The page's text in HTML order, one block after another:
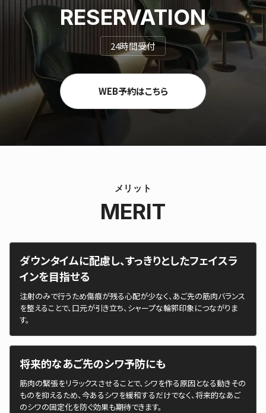
RESERVATION
24時間受付
WEB予約はこちら
メリット
MERIT
ダウンタイムに配慮し、すっきりとしたフェイスラ
インを目指せる
注射のみで行うため傷痕が残る心配が少なく、あご先の筋肉バランス
を整えることで、口元が引き立ち、シャープな輪郭印象につながりま
す。
将来的なあご先のシワ予防にも
筋肉の緊張をリラックスさせることで、シワを作る原因となる動きその
ものを抑えるため、今あるシワを緩和するだけでなく、将来的なあご
のシワの固定化を防ぐ効果も期待できます。